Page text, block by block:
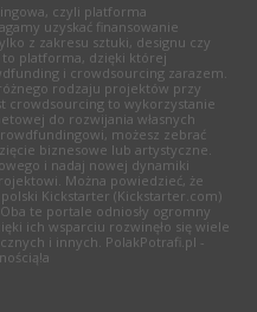
czyli platforma
uzyskać finansowanie
z zakresu sztuki, designu czy
to platforma, dzięki której
i crowdsourcing zarazem.
rodzaju projektów przy
crowdsourcing to wykorzystanie
do rozwijania własnych
możesz zebrać
biznesowe lub artystyczne.
i nadaj nowej dynamiki
Można powiedzieć, że
Kickstarter (Kickstarter.com)
te portale odniosły ogromny
ich wsparciu rozwinęło się wiele
i innych. PolakPotrafi.pl -